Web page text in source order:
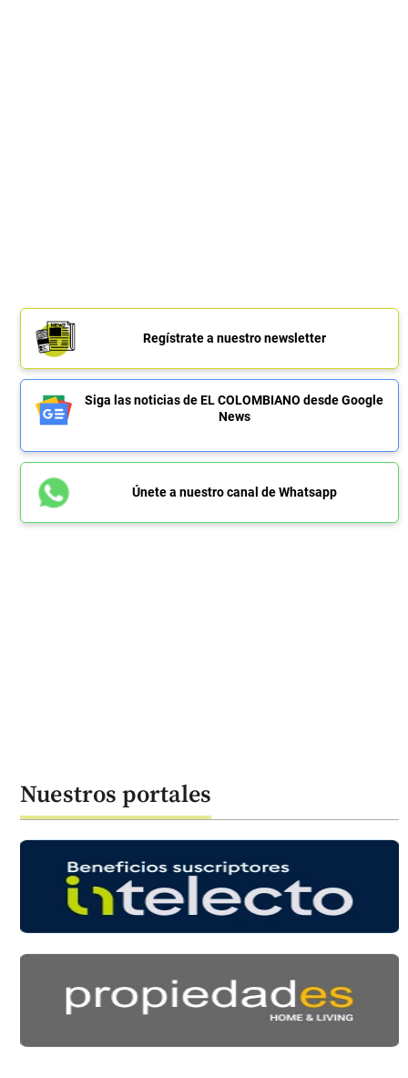
Regístrate a nuestro newsletter
Siga las noticias de EL COLOMBIANO desde Google
News
Únete a nuestro canal de Whatsapp
Nuestros portales